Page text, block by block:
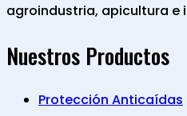
agroindustria, apicultura e
Nuestros Productos
Protección Anticaídas